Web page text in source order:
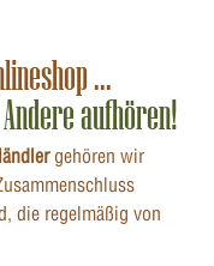
...
aufhören!
gehören wir
die regelmäßig von